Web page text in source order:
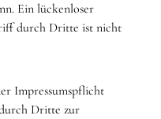
Ein lückenloser
durch Dritte ist nicht
Impressumspflicht
Dritte zur